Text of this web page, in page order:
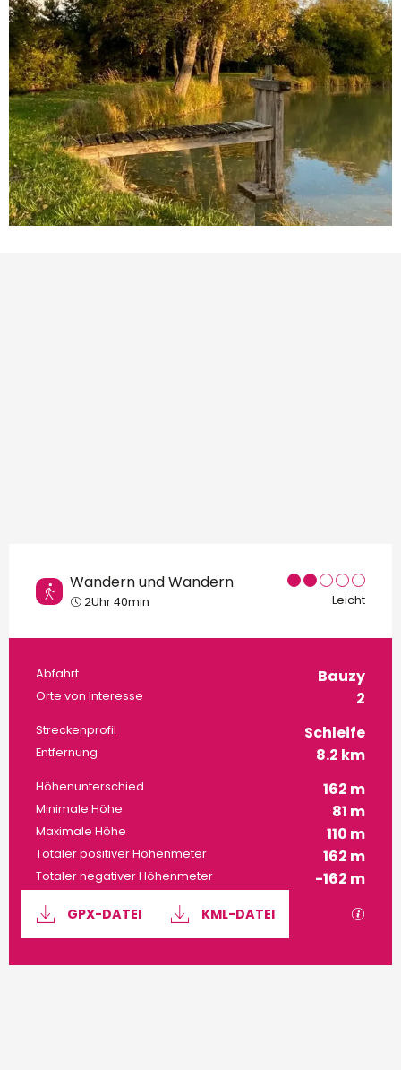
Wandern und Wandern
2Uhr 40min Leicht
Praktische
Abfahrt Bauzy
Orte von Interesse 2
Streckenprofil Schleife
Entfernung 8.2 km
Höhenunterschied 162 m
Minimale Höhe 81 m
Maximale Höhe 110 m
Totaler positiver Höhenmeter 162 m
Totaler negativer Höhenmeter -162 m
Dokumentation
GPX-DATEI KML-DATEI Mit